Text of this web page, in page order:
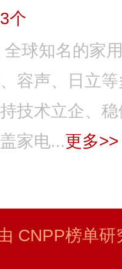
3个
球知名的家
容声、日立
技术立企、
家电...更多>>
CNPP榜单